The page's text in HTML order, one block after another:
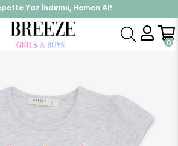
Yaz İndirimi, Hemen Al!
%10 İndirimi Kap, Hemen Üye Ol!
0
Modelleri Yazlık Elbise Kız Çocuk Elbise Dondurma Baskılı Gri Melanj (3 Yaş)